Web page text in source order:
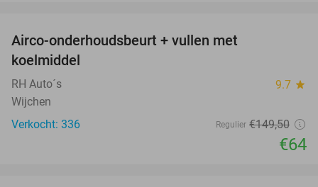
Airco-onderhoudsbeurt + vullen met
koelmiddel
RH Auto´s 9.7 star
Wijchen
Verkocht: 336
Regulier €149,50
€64